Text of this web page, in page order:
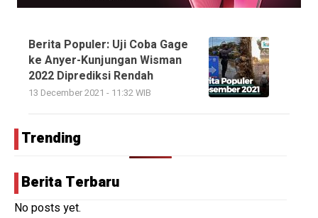
Berita Populer: Uji Coba Gage
ke Anyer-Kunjungan Wisman
2022 Diprediksi Rendah
13 December 2021 - 11:32 WIB
Trending
Berita Terbaru
No posts yet.